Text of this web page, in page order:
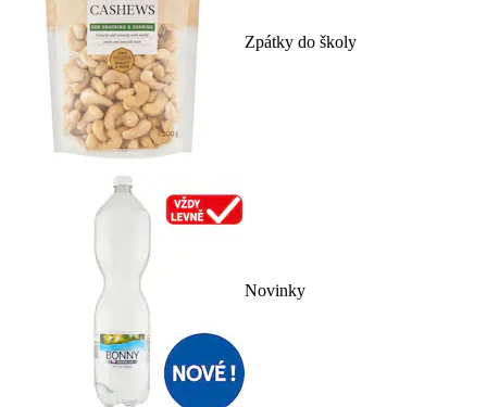
Zpátky do školy
Novinky